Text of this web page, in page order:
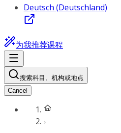
Deutsch (Deutschland)
为我推荐课程
搜索科目、机构或地点
Cancel